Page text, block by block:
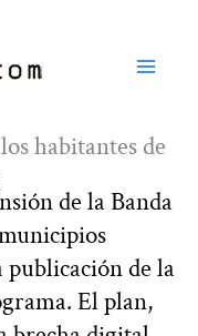
habitantes de
de la Banda
publicación de la
El plan,